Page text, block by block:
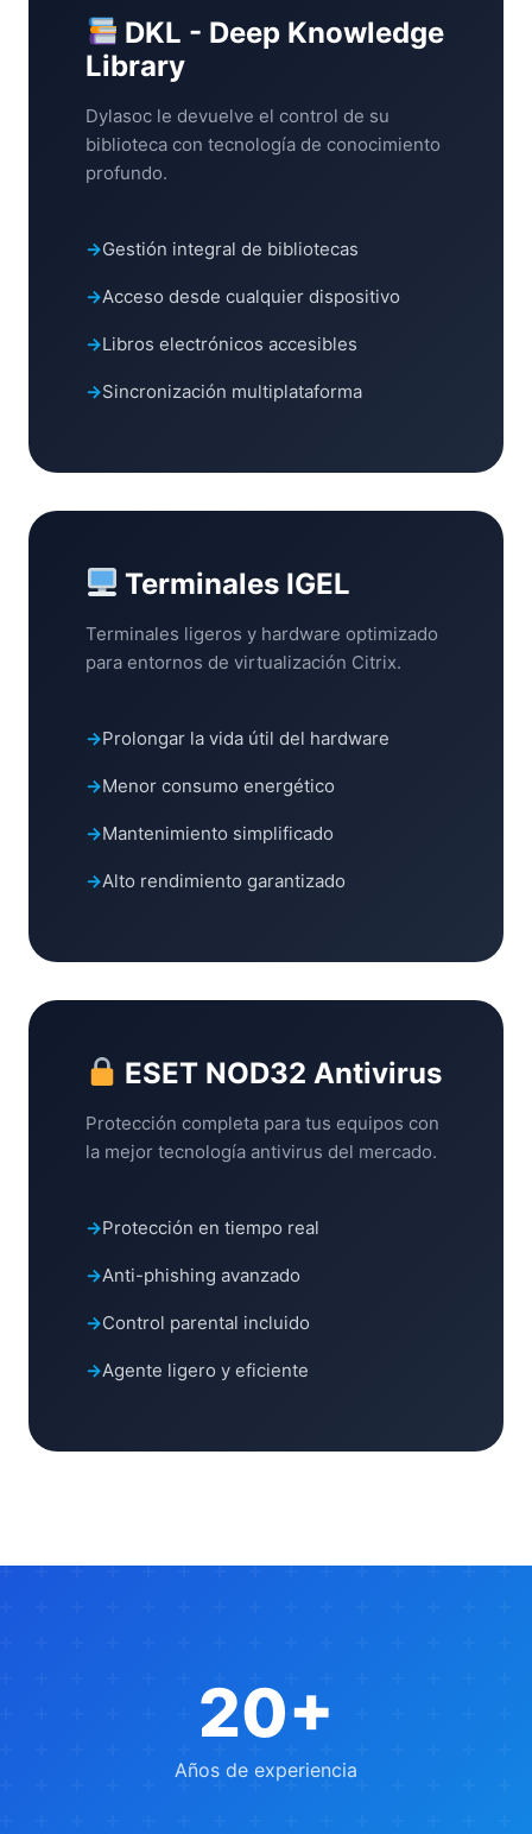
DKL - Deep Knowledge
Library
Dylasoc le devuelve el control de su
biblioteca con tecnología de conocimiento
profundo.
Gestión integral de bibliotecas
Acceso desde cualquier dispositivo
Libros electrónicos accesibles
Sincronización multiplataforma
Terminales IGEL
Terminales ligeros y hardware optimizado
para entornos de virtualización Citrix.
Prolongar la vida útil del hardware
Menor consumo energético
Mantenimiento simplificado
Alto rendimiento garantizado
ESET NOD32 Antivirus
Protección completa para tus equipos con
la mejor tecnología antivirus del mercado.
Protección en tiempo real
Anti-phishing avanzado
Control parental incluido
Agente ligero y eficiente
20+
Años de experiencia